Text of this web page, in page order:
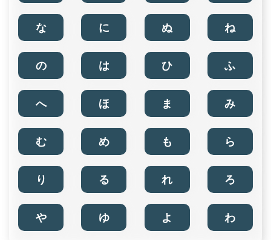
な に ぬ ね
の は ひ ふ
へ ほ ま み
む め も ら
り る れ ろ
や ゆ よ わ